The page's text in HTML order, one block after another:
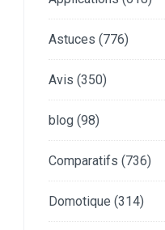
Astuces (776)
Avis (350)
blog (98)
Comparatifs (736)
Domotique (314)